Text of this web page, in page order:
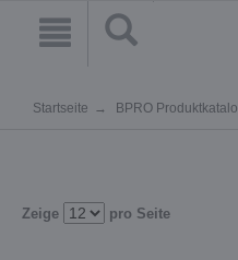
Startseite BPRO
Zeige pro Seite